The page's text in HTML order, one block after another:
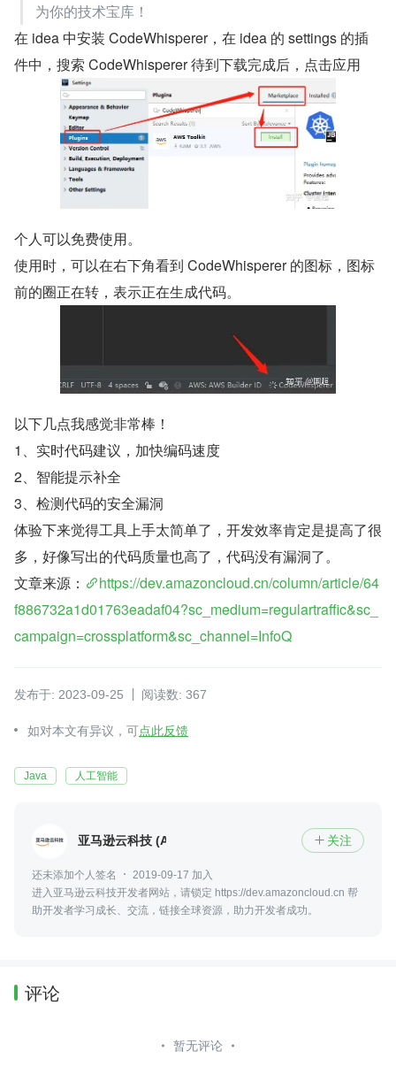
为你的技术宝库！
在 idea 中安装 CodeWhisperer，在 idea 的 settings 的插
件中，搜索 CodeWhisperer 待到下载完成后，点击应用
个人可以免费使用。
使用时，可以在右下角看到 CodeWhisperer 的图标，图标
前的圈正在转，表示正在生成代码。
以下几点我感觉非常棒！
1、实时代码建议，加快编码速度
2、智能提示补全
3、检测代码的安全漏洞
体验下来觉得工具上手太简单了，开发效率肯定是提高了很
多，好像写出的代码质量也高了，代码没有漏洞了。
文章来源：
https://dev.amazoncloud.cn/column/article/64
f886732a1d01763eadaf04?sc_medium=regulartraffic&sc_
campaign=crossplatform&sc_channel=InfoQ
发布于: 2023-09-25 阅读数: 367
如对本文有异议，可点此反馈
Java 人工智能
 关注
还未添加个人签名
2019-09-17 加入
进入亚马逊云科技开发者网站，请锁定 https://dev.amazoncloud.cn 帮
助开发者学习成长、交流，链接全球资源，助力开发者成功。
评论
暂无评论